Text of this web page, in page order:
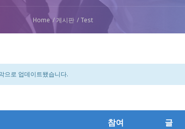
Home 게시판 Test
으로 업데이트됐습니다.
참여 글